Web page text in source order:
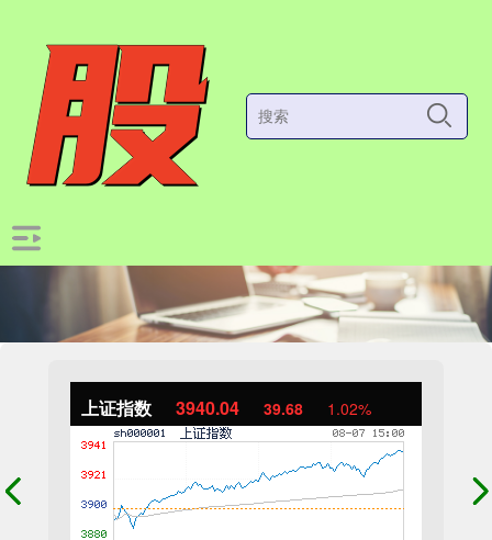
上证指数 3940.04 39.68 1.02%